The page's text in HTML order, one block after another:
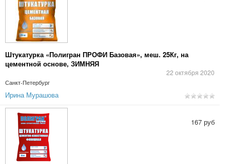
Штукатурка «Полигран ПРОФИ Базовая», меш. 25Кг, на
цементной основе, ЗИМНЯЯ
22 октября 2020
Санкт-Петербург
Ирина Мурашова
167 руб